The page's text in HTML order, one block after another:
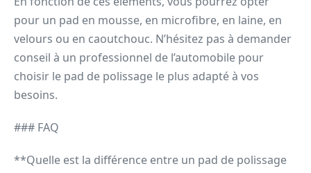
pour un pad en mousse, en microfibre, en laine, en
velours ou en caoutchouc. N’hésitez pas à demander
conseil à un professionnel de l’automobile pour
choisir le pad de polissage le plus adapté à vos
besoins.
### FAQ
**Quelle est la différence entre un pad de polissage